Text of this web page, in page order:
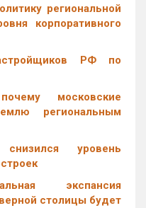
региональной
корпоративного
РФ по
московские
региональным
уровень
экспансия
столицы будет